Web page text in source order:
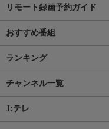
リモート録画予約ガイド
おすすめ番組
ランキング
チャンネル一覧
J:テレ